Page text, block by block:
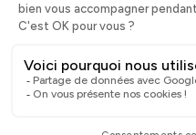
A propos
Nos magasins